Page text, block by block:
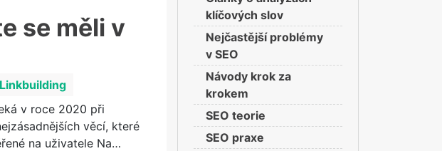
se měli v
Linkbuilding
v roce 2020 při
věcí, které
na uživatele Na…
klíčových slov
Nejčastější problémy
v SEO
Návody krok za
krokem
SEO teorie
SEO praxe